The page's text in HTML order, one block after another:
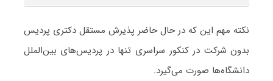
نکته مهم این که در حال حاضر پذیرش مستقل دکتری پردیس
بدون شرکت در کنکور سراسری تنها در پردیس‌های بین‌الملل
دانشگاه‌ها صورت می‌گیرد.